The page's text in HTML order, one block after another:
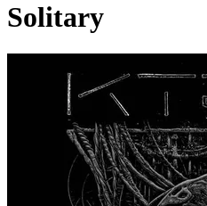
Solitary
Pagina externă
KTERA
Videoclipuri